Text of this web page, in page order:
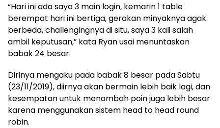
“Hari ini ada saya 3 main login, kemarin 1 table
berempat hari ini bertiga, gerakan minyaknya agak
berbeda, challengingnya di situ, saya 3 kali salah
ambil keputusan,” kata Ryan usai menuntaskan
babak 24 besar.
Dirinya mengaku pada babak 8 besar pada Sabtu
(23/11/2019), diirnya akan bermain lebih baik lagi, dan
kesempatan untuk menambah poin juga lebih besar
karena menggunakan sistem head to head round
robin.